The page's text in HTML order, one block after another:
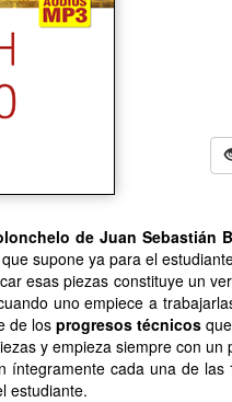
de Juan Sebastián
supone ya para el
esas piezas constituye un
uno empiece a
de los progresos técnicosque
y empieza siempre con
íntegramente cada una de
estudiante.